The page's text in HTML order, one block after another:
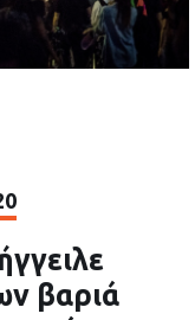
βαριά